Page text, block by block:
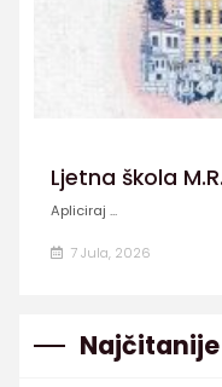
Ljetna škola
Apliciraj ...
7 Jula, 2026
Najčitanije